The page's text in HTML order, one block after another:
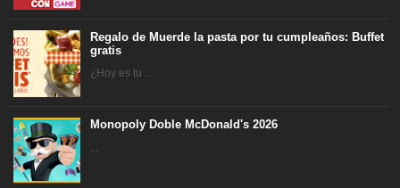
Regalo de Muerde la pasta por tu cumpleaños: Buffet
gratis
¿Hoy es tu ...
Monopoly Doble McDonald's 2026